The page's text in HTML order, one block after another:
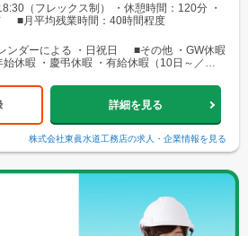
（フレックス制） ・休憩時間：120分 ・
■月平均残業時間：40時間程度
ンダーによる ・日祝日 ■その他 ・GW休暇
始休暇 ・慶弔休暇 ・有給休暇（10日～／入
詳細を見る
株式会社東眞水道工務店の求人・企業情報を見る